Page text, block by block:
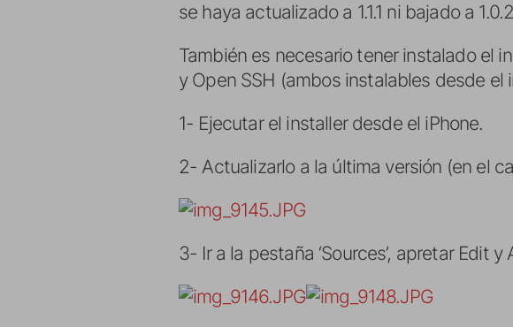
se haya actualizado a 1.1.1 ni bajado a
También es necesario tener instalado el
y Open SSH (ambos instalables desde el
1- Ejecutar el installer desde el iPhone.
2- Actualizarlo a la última versión (en el
3- Ir a la pestaña ‘Sources’, apretar Edit